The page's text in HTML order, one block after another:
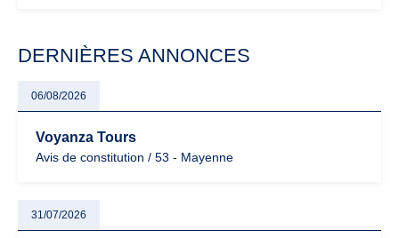
DERNIÈRES ANNONCES
06/08/2026
Voyanza Tours
Avis de constitution / 53 - Mayenne
31/07/2026